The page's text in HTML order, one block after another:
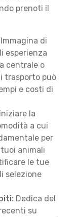
prenoti il
Immagina di
esperienza
centrale o
trasporto può
e costi di
la
a cui
per
animali
le tue
selezione
Dedica del
su